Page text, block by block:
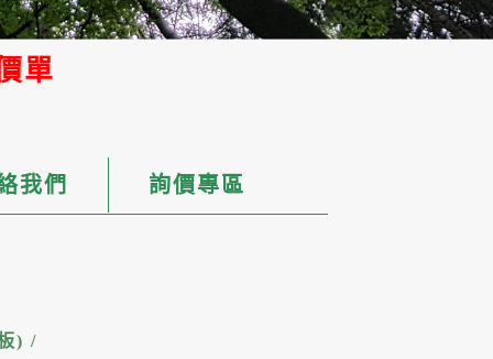
我們 詢價專區
) /